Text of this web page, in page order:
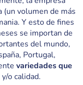
(un volumen de más
Y esto de fines
se importan de
del mundo,
Portugal,
variedades que
o calidad.